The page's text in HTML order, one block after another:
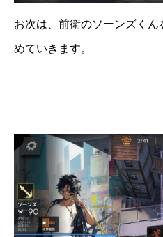
お次は、前衛のソーンズく
めていきます。